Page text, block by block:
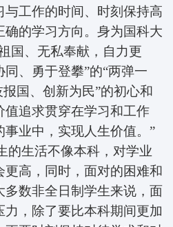
工作的时间、时刻保持高
确的学习方向。身为国科大
国、无私奉献，自力更
、勇于登攀”的“两弹一
国、创新为民”的初心和
值追求贯穿在学习和工作
业中，实现人生价值。”
的生活不像本科，对学业
高，同时，面对的困难和
数非全日制学生来说，面
，除了要比本科期间更加